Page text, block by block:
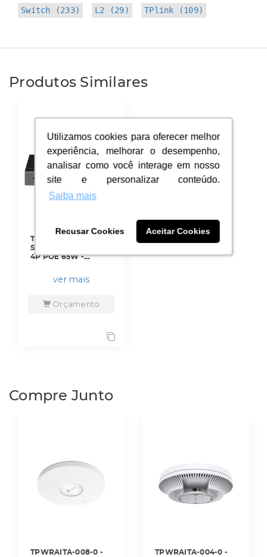
Utilizamos cookies para oferecer melhor
experiência, melhorar o desempenho,
analisar como você interage em nosso
site e personalizar conteúdo.
Saiba mais
Recusar Cookies Aceitar Cookies
Utilizamos cookies para oferecer melhor
experiência, melhorar o desempenho,
analisar como você interage em nosso
site e personalizar conteúdo.
Saiba mais
Recusar Cookies Aceitar Cookies
Switch (233) L2 (29) TPlink (109)
Produtos Similares
TPNWSGPB-003-0 -
SWITCH L2 6P GB C/
4P POE 65W -
ver mais
Orçamento
Compre Junto
TPWRAITA-008-0 -
TPWRAITA-004-0 -